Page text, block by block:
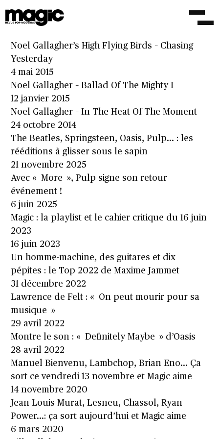
The Doors
Noel Gallagher’s High Flying Birds – Chasing
Yesterday
4 mai 2015
Noel Gallagher – Ballad Of The Mighty I
12 janvier 2015
Noel Gallagher – In The Heat Of The Moment
24 octobre 2014
The Beatles, Springsteen, Oasis, Pulp… : les
rééditions à glisser sous le sapin
21 novembre 2025
Avec « More », Pulp signe son retour
événement !
6 juin 2025
Magic : la playlist et le cahier critique du 16 juin
2023
16 juin 2023
Un homme-machine, des guitares et dix
pépites : le Top 2022 de Maxime Jammet
31 décembre 2022
Lawrence de Felt : « On peut mourir pour sa
musique »
29 avril 2022
Montre le son : « Definitely Maybe » d’Oasis
28 avril 2022
Manuel Bienvenu, Lambchop, Brian Eno… Ça
sort ce vendredi 13 novembre et Magic aime
14 novembre 2020
Jean-Louis Murat, Lesneu, Chassol, Ryan
Power…: ça sort aujourd’hui et Magic aime
6 mars 2020